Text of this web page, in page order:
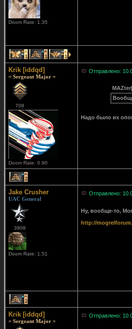
Doom Rate: 1.35
1 1 1
Krik [iddqd]
= Sergeant Major =
708
Doom Rate: 0.90
Отправлено:
Надо было их
2
Jake Crusher
UAC General
3908
Doom Rate: 1.51
Отправлено:
Ну, вообще-то,
http://
2
Krik [iddqd]
= Sergeant Major =
Отправлено: